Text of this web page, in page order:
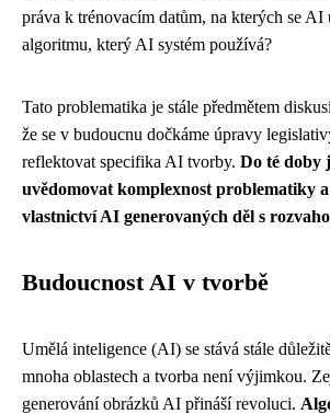
práva k trénovacím datům, na kterých se AI
algoritmu, který AI systém používá?
Tato problematika je stále předmětem
že se v budoucnu dočkáme úpravy
reflektovat specifika AI tvorby. Do té doby
uvědomovat komplexnost problematiky
vlastnictví AI generovaných děl s
Budoucnost AI v tvorbě
Umělá inteligence (AI) se stává stále
mnoha oblastech a tvorba není výjimkou.
generování obrázků AI přináší revoluci.